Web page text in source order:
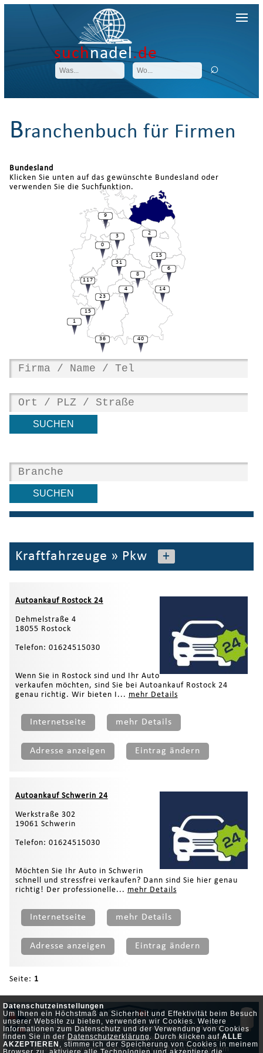
Datenschutzeinstellungen
Um Ihnen ein Höchstmaß an Sicherheit und Effektivität beim Besuch
unserer Website zu bieten, verwenden wir Cookies. Weitere
Informationen zum Datenschutz und der Verwendung von Cookies
finden Sie in der Datenschutzerklärung. Durch klicken aufALLE
AKZEPTIEREN , stimme ich der Speicherung von Cookies in meinem
suchnadel.de
Branchenbuch für Firmen
Bundesland
Klicken Sie unten auf das gewünschte Bundesland oder
verwenden Sie die Suchfunktion.
14
6
117
15
8
2
3
9
0
31
1
23
15
36
4
40
Kraftfahrzeuge » Pkw +
Autoankauf Rostock 24
Dehmelstraße 4
18055 Rostock
Telefon: 01624515030
Wenn Sie in Rostock sind und Ihr Auto
verkaufen möchten, sind Sie bei Autoankauf Rostock 24
genau richtig. Wir bieten I... mehr Details
Internetseite mehr Details
Adresse anzeigen Eintrag ändern
Autoankauf Schwerin 24
Werkstraße 302
19061 Schwerin
Telefon: 01624515030
Möchten Sie Ihr Auto in Schwerin
schnell und stressfrei verkaufen? Dann sind Sie hier genau
richtig! Der professionelle... mehr Details
Internetseite mehr Details
Adresse anzeigen Eintrag ändern
Seite: 1
30% Heizkosten einsparen mit modernster Smart Home
Technologie. Die Thermostate können einfach an jedem
Heizköper montiert werden. Das ST-HOMEinTEC System